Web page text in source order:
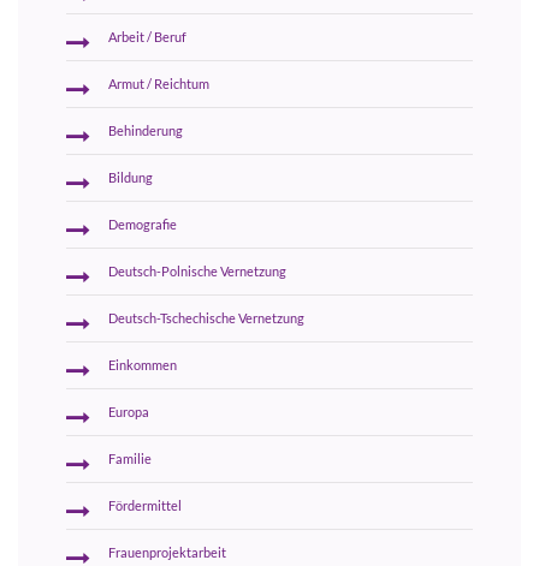
Arbeit / Beruf
Armut / Reichtum
Behinderung
Bildung
Demografie
Deutsch-Polnische Vernetzung
Deutsch-Tschechische Vernetzung
Einkommen
Europa
Familie
Fördermittel
Frauenprojektarbeit